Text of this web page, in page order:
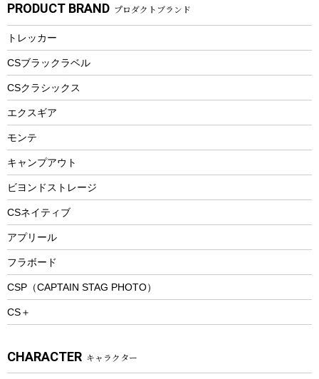
マグカップ、カップ
ステンレスボトル
フードボトル
トレー
ランチョンマット
ランチボックス
スプレー関係
ツール、他
ヘルメット
エアーポンプ
アクセサリー
自転車ウェア
パラソル
フローティングベスト
ヘルメット
エアーポンプ
ビーチテント
ウィンター
スノーシュー
防寒ウェア
トレッキング
トレッキングアクセサリー
プレイグッズ
ウェルネス
ウェア、タオル
湯たんぽ
防災用品
PRODUCT BRAND プロダクトブランド
トレッカー
CSブラックラベル
CSクラシックス
エクスギア
モンテ
キャンプアウト
ビヨンドストレージ
CSネイティブ
アプリール
フラボード
CSP（CAPTAIN STAG PHOTO）
CS＋
CHARACTER キャラクター